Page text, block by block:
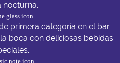
nocturna.
primera categoría en el bar
boca con deliciosas bebidas